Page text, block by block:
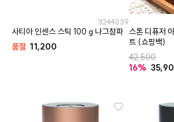
3244039
사티아 인센스 스틱 100 g 나그참파
품절 11,200
스톤 디퓨저
트 (쇼핑백)
42,500
16%